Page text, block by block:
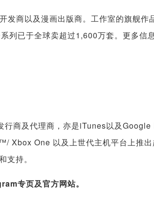
商以及漫画出版商。工作室的旗舰作
列已于全球卖超过1,600万套。更多信
商及代理商，亦是iTunes以及Google
Xbox One 以及上世代主机平台上推出
持。
专页及官方网站。